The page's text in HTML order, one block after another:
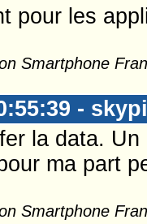
pour les
Smartphone
-
la data.
ma part
Smartphone